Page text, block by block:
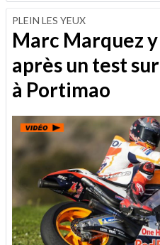
PLEIN LES YEUX
Marc Marquez
après un test
à Portimao